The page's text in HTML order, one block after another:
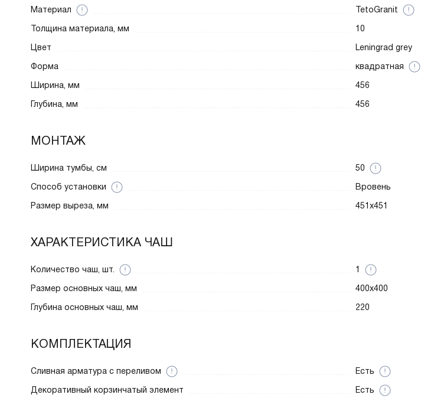
Материал
TetoGranit
Толщина материала, мм
10
Цвет
Leningrad grey
Форма
квадратная
Ширина, мм
456
Глубина, мм
456
МОНТАЖ
Ширина тумбы, см
50
Способ установки
Вровень
Размер выреза, мм
451x451
ХАРАКТЕРИСТИКА ЧАШ
Количество чаш, шт.
1
Размер основных чаш, мм
400x400
Глубина основных чаш, мм
220
КОМПЛЕКТАЦИЯ
Cливная арматура с переливом
Есть
Декоративный корзинчатый элемент
Есть